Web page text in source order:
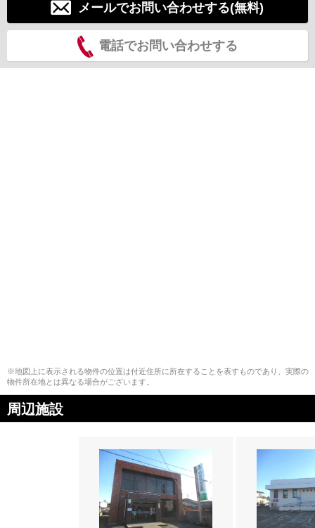
メールでお問い合わせする(無料)
電話でお問い合わせする
※地図上に表示される物件の位置は付近住所に所在することを表すものであり、実際の
物件所在地とは異なる場合がございます。
周辺施設